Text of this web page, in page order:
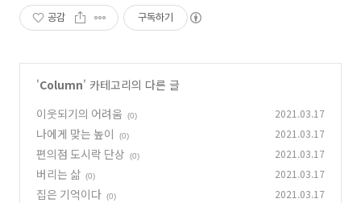
공감 구독하기
'Column' 카테고리의 다른 글
이웃되기의 어려움
(0) 2021.03.17
나에게 맞는 높이 (0) 2021.03.17
편의점 도시락 단상 (0) 2021.03.17
버리는 삶 (0) 2021.03.17
집은 기억이다 (0) 2021.03.17